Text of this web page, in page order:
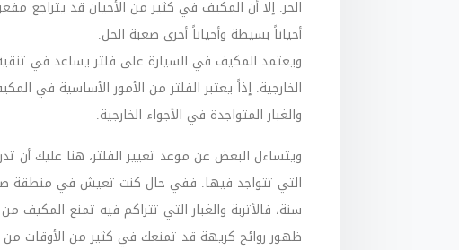
الحر. إلا أن المكيف في كثير من الأحيان قد يتراجع
أحياناً بسيطة وأحياناً أخرى صعبة الحل.
ويعتمد المكيف في السيارة على فلتر يساعد في
الخارجية. إذاً يعتبر الفلتر من الأمور الأساسية في
والغبار المتواجدة في الأجواء الخارجية.
ويتساءل البعض عن موعد تغيير الفلتر، هنا عليك أن
التي تتواجد فيها. ففي حال كنت تعيش في منطقة
سنة، فالأتربة والغبار التي تتراكم فيه تمنع المكيف
ظهور روائح كريهة قد تمنعك في كثير من الأوقات